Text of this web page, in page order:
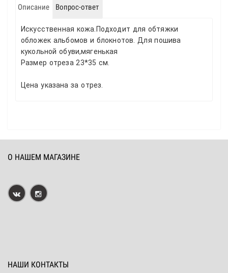
Описание Вопрос-ответ
Искусственная кожа. Подходит для обтяжки
обложек альбомов и блокнотов. Для пошива
кукольной обуви,мягенькая
Размер отреза 23*35 см.
Цена указана за отрез.
О НАШЕМ МАГАЗИНЕ
НАШИ КОНТАКТЫ